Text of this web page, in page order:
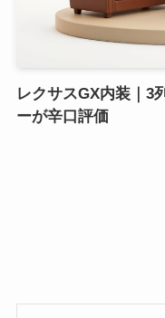
レクサスGX内装｜3
ーが辛口評価